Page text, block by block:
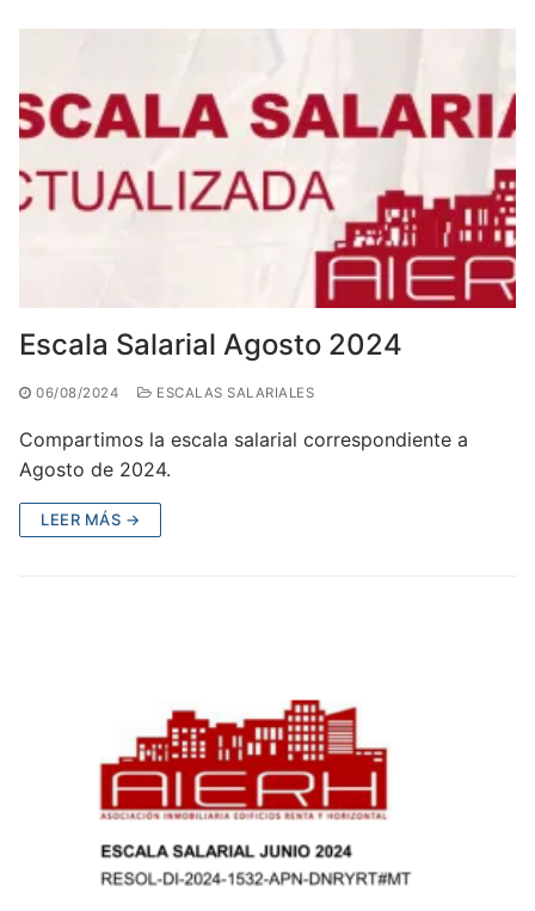
Escala Salarial Agosto 2024
06/08/2024 ESCALAS SALARIALES
Compartimos la escala salarial correspondiente a
Agosto de 2024.
LEER MÁS →